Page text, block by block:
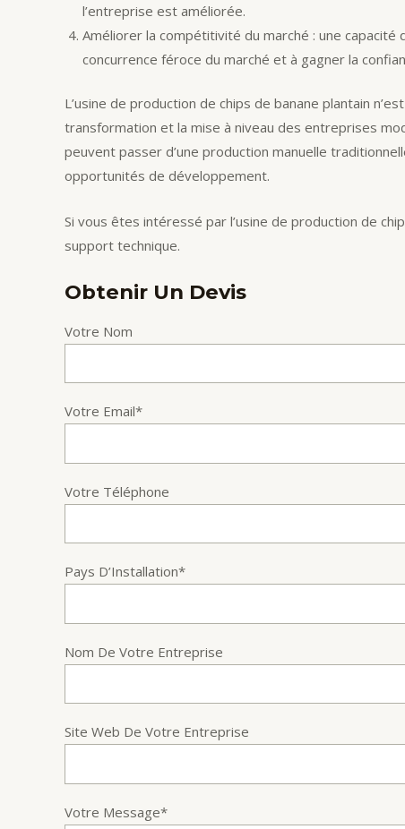
l’entreprise est améliorée.
Améliorer la compétitivité du marché : une
concurrence féroce du marché et à gagner la
L’usine de production de chips de banane plantain
transformation et la mise à niveau des entreprises
peuvent passer d’une production manuelle
opportunités de développement.
Si vous êtes intéressé par l’usine de production de
support technique.
Obtenir Un Devis
Votre Nom
Votre Email*
Votre Téléphone
Pays D’Installation*
Nom De Votre Entreprise
Site Web De Votre Entreprise
Votre Message*